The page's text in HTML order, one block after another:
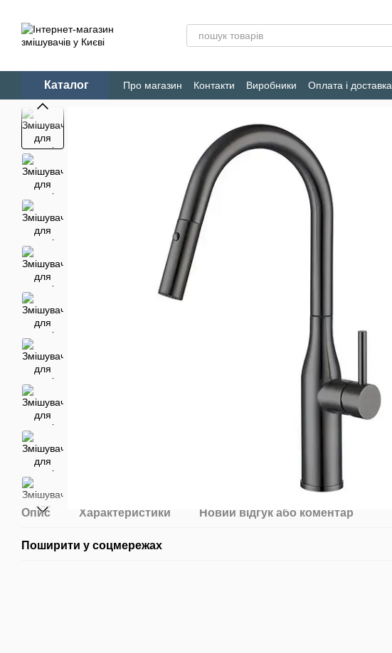
Каталог Про магазин Контакти Виробники Оплата і доставка
Конфіденційність
Опис Характеристики Новий відгук або коментар
Поширити у соцмережах